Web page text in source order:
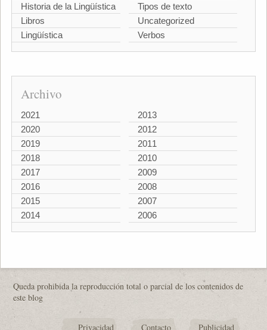
Historia de la Lingüística
Libros
Lingüística
Tipos de texto
Uncategorized
Verbos
Archivo
2021
2020
2019
2018
2017
2016
2015
2014
2013
2012
2011
2010
2009
2008
2007
2006
Queda prohibida la reproducción total o parcial de los contenidos de
este blog
Privacidad Contacto Publicidad